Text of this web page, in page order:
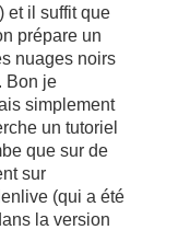
et il suffit que
prépare un
nuages noirs
Bon je
simplement
un tutoriel
que sur de
sur
(qui a été
la version